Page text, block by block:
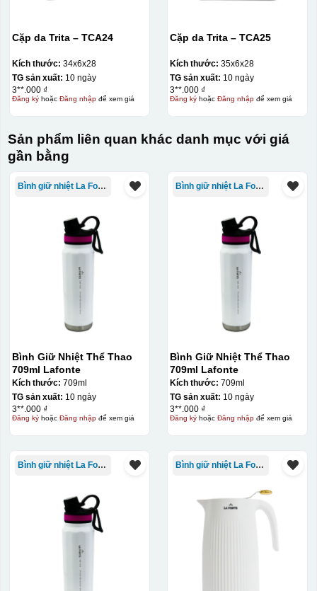
Cặp da Trita – TCA24
Kích thước: 34x6x28
TG sản xuất: 10 ngày
3**.000 ₫
Đăng kýhoặc Đăng nhậpđể xem giá
Cặp da Trita – TCA25
Kích thước: 35x6x28
TG sản xuất: 10 ngày
3**.000 ₫
Đăng kýhoặc Đăng nhậpđể xem giá
Sản phẩm liên quan khác danh mục với giá
gần bằng
Bình giữ nhiệt La Fonte
Bình Giữ Nhiệt Thể Thao
709ml Lafonte
Kích thước: 709ml
TG sản xuất: 10 ngày
3**.000 ₫
Đăng kýhoặc Đăng nhậpđể xem giá
Bình giữ nhiệt La Fonte
Bình Giữ Nhiệt Thể Thao
709ml Lafonte
Kích thước: 709ml
TG sản xuất: 10 ngày
3**.000 ₫
Đăng kýhoặc Đăng nhậpđể xem giá
Bình giữ nhiệt La Fonte Bình giữ nhiệt La Fonte